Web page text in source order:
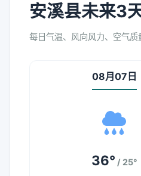
安溪县未来3
每日气温、风向风力、空气
08月07日
36° / 25°